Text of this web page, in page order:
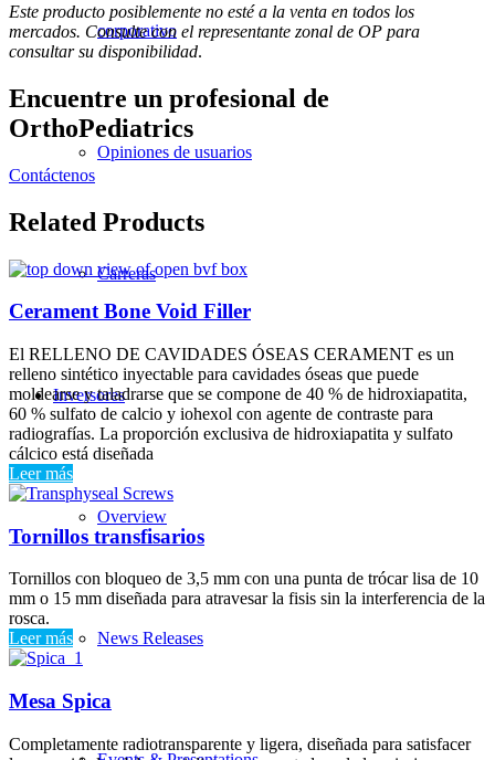
corporativo
Opiniones de usuarios
Carreras
Inversores
Overview
News Releases
Este producto posiblemente no esté a la venta en todos los
mercados. Consulte con el representante zonal de OP para
consultar su disponibilidad.
Encuentre un profesional de
OrthoPediatrics
Contáctenos
Related Products
Cerament Bone Void Filler
El RELLENO DE CAVIDADES ÓSEAS CERAMENT es un
relleno sintético inyectable para cavidades óseas que puede
moldearse y taladrarse que se compone de 40 % de hidroxiapatita,
60 % sulfato de calcio y iohexol con agente de contraste para
radiografías. La proporción exclusiva de hidroxiapatita y sulfato
cálcico está diseñada
Leer más
Tornillos transfisarios
Tornillos con bloqueo de 3,5 mm con una punta de trócar lisa de 10
mm o 15 mm diseñada para atravesar la fisis sin la interferencia de la
rosca.
Leer más
Mesa Spica
Completamente radiotransparente y ligera, diseñada para satisfacer